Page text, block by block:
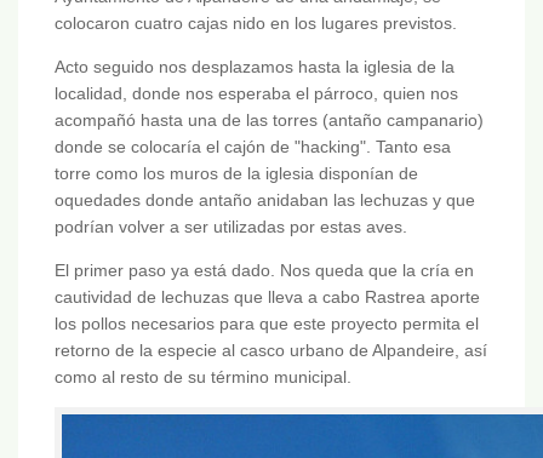
colocaron cuatro cajas nido en los lugares previstos.
Acto seguido nos desplazamos hasta la iglesia de la
localidad, donde nos esperaba el párroco, quien nos
acompañó hasta una de las torres (antaño campanario)
donde se colocaría el cajón de "hacking". Tanto esa
torre como los muros de la iglesia disponían de
oquedades donde antaño anidaban las lechuzas y que
podrían volver a ser utilizadas por estas aves.
El primer paso ya está dado. Nos queda que la cría en
cautividad de lechuzas que lleva a cabo Rastrea aporte
los pollos necesarios para que este proyecto permita el
retorno de la especie al casco urbano de Alpandeire, así
como al resto de su término municipal.